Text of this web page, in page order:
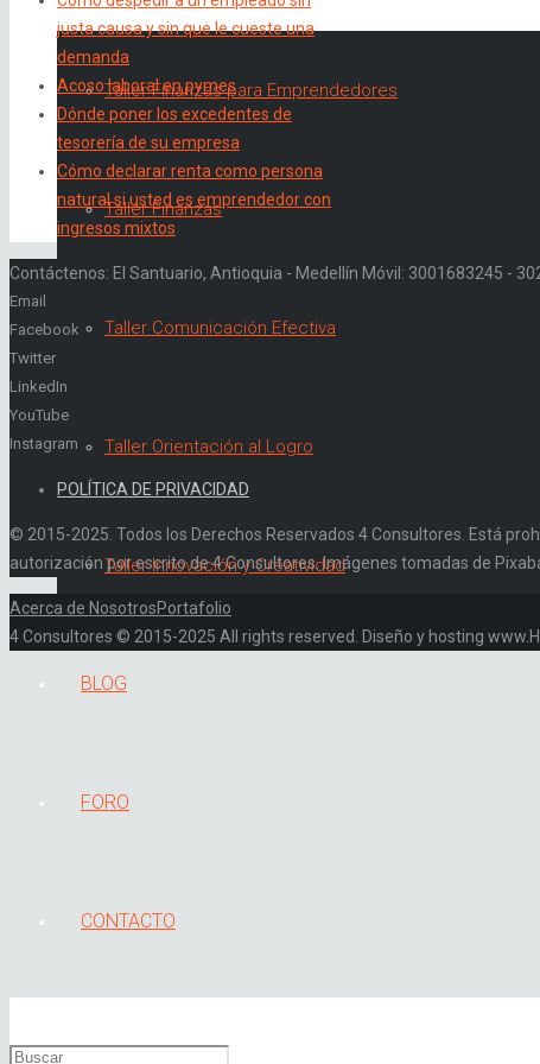
Taller Finanzas para Emprendedores
Taller Finanzas
Taller Comunicación Efectiva
Taller Orientación al Logro
Taller Innovación y Creatividad
BLOG
FORO
CONTACTO
justa causa y sin que le cueste una
demanda
Acoso laboral en pymes
Dónde poner los excedentes de
tesorería de su empresa
Cómo declarar renta como persona
natural si usted es emprendedor con
ingresos mixtos
Contáctenos: El Santuario, Antioquia - Medellín Móvil: 3001683245 -
Email
Facebook
Twitter
LinkedIn
YouTube
Instagram
POLÍTICA DE PRIVACIDAD
© 2015-2025. Todos los Derechos Reservados 4 Consultores. Está
autorización por escrito de 4 Consultores. Imágenes tomadas de
Acerca de NosotrosPortafolio
4 Consultores © 2015-2025 All rights reserved. Diseño y hosting